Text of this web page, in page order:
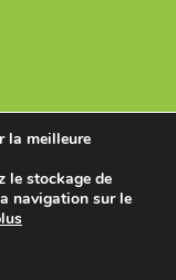
la meilleure
le stockage de
navigation sur le